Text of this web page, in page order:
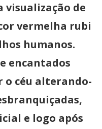
visualização de
vermelha rubi
humanos.
encantados
o céu alterando-
e logo após